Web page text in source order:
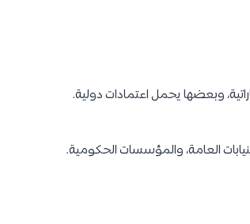
وبعضها يحمل اعتمادات دولية.
العامة، والمؤسسات الحكومية.